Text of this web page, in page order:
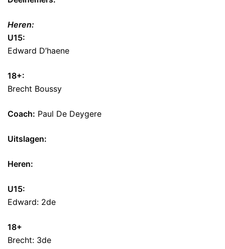
Heren:
U15:
Edward D’haene
18+:
Brecht Boussy
Coach: Paul De Deygere
Uitslagen:
Heren:
U15:
Edward: 2de
18+
Brecht: 3de